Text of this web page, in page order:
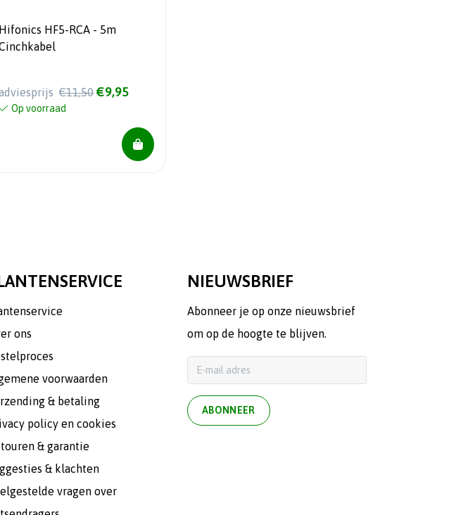
Hifonics HF5-RCA - 5m
€11,50 €9,95
Op voorraad
ons
voorwaarden
& betaling
policy en cookies
& garantie
& klachten
vragen over
NIEUWSBRIEF
Abonneer je op onze nieuwsbrief
om op de hoogte te blijven.
ABONNEER